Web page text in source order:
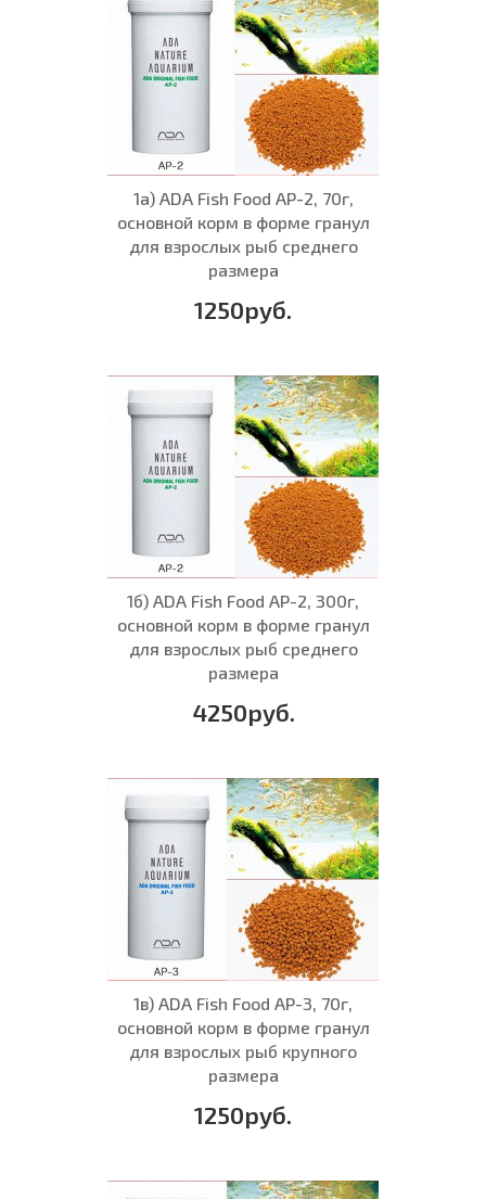
1а) ADA Fish Food AP-2, 70г,
основной корм в форме гранул
для взрослых рыб среднего
размера
1250руб.
1б) ADA Fish Food AP-2, 300г,
основной корм в форме гранул
для взрослых рыб среднего
размера
4250руб.
1в) ADA Fish Food AP-3, 70г,
основной корм в форме гранул
для взрослых рыб крупного
размера
1250руб.